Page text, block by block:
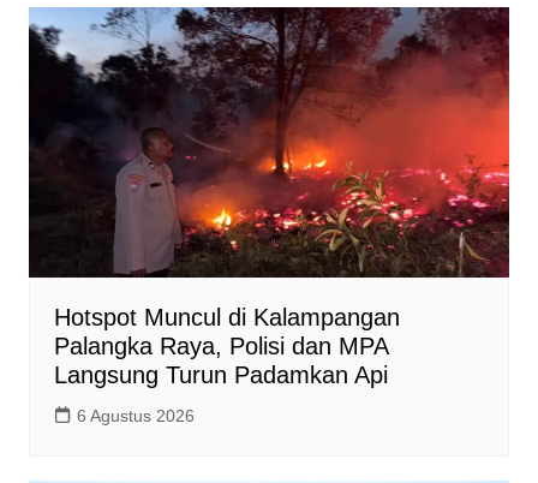
A
p
o
o
k
i
n
k
Hotspot Muncul di Kalampangan
Palangka Raya, Polisi dan MPA
Langsung Turun Padamkan Api
6 Agustus 2026